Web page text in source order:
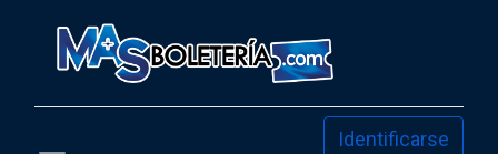
Identificarse